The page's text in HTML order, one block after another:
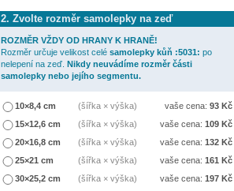
2. Zvolte rozměr samolepky na zeď
ROZMĚR VŽDY OD HRANY K HRANĚ!
Rozměr určuje velikost celé samolepky kůň :5031: po
nelepení na zeď. Nikdy neuvádíme rozměr části
samolepky nebo jejího segmentu.
10×8,4 cm (šířka × výška) vaše cena: 93 Kč
15×12,6 cm
(šířka × výška) vaše cena: 109 Kč
20×16,8 cm
(šířka × výška) vaše cena: 132 Kč
25×21 cm
(šířka × výška) vaše cena: 161 Kč
30×25,2 cm
(šířka × výška) vaše cena: 197 Kč